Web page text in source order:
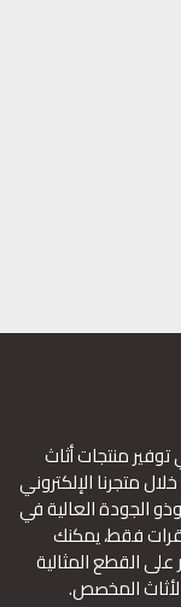
منتجات أثاث
متجرنا الإلكتروني
الجودة العالية في
فقط، يمكنك
القطع المثالية
المخصص.